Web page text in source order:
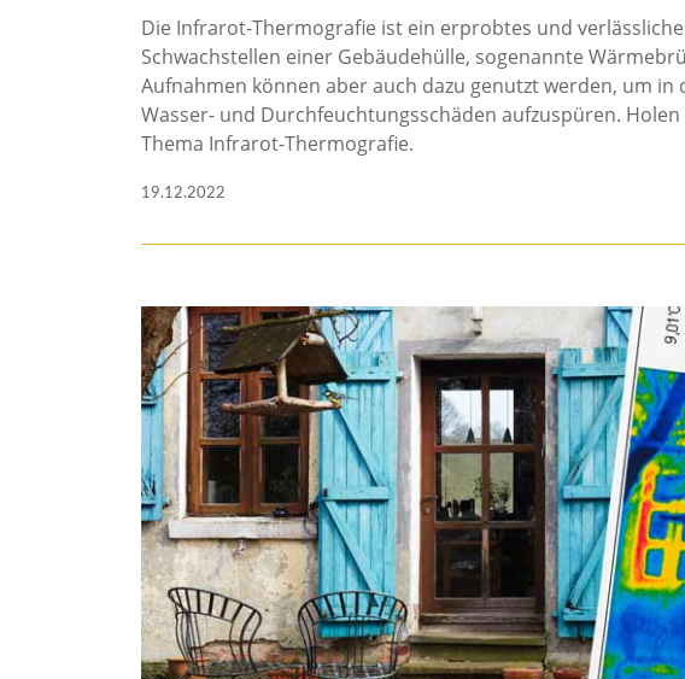
Die Infrarot-Thermografie ist ein erprobtes und
Schwachstellen einer Gebäudehülle, sogenannte
Aufnahmen können aber auch dazu genutzt werden, um
Wasser- und Durchfeuchtungsschäden aufzuspüren.
Thema Infrarot-Thermografie.
19.12.2022